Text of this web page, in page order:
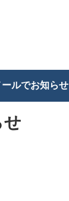
ルでお知らせ
せ